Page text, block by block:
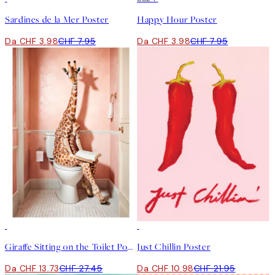
Sardines de la Mer Poster
Da CHF 3.98CHF 7.95
Happy Hour Poster
Da CHF 3.98CHF 7.95
Giraffe Sitting on the Toilet Poster
Da CHF 13.73CHF 27.45
Just Chillin Poster
Da CHF 10.98CHF 21.95